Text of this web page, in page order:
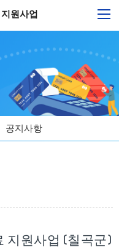
원사업
공지사항
지원사업 (칠곡군)